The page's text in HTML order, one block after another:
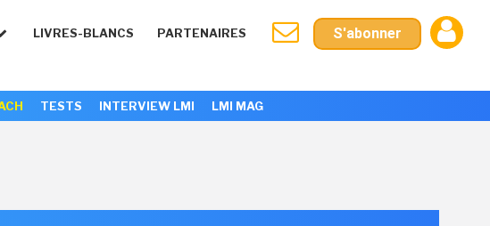
LIVRES-BLANCS PARTENAIRES S'abonner
TESTS INTERVIEW LMI LMI MAG